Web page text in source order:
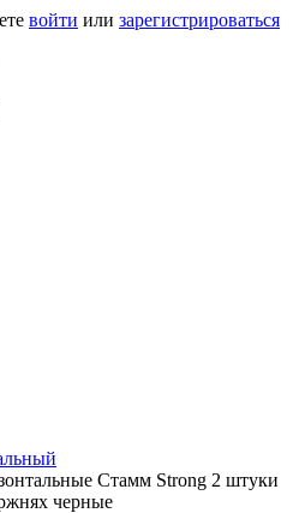
войти или зарегистрироваться
Стамм Strong 2 штуки
черные